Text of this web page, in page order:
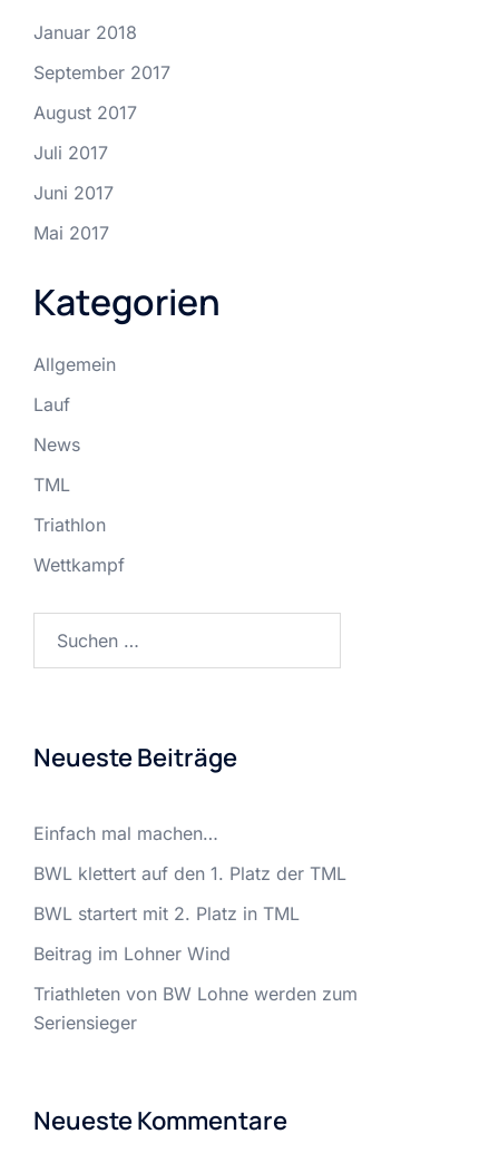
Januar 2018
September 2017
August 2017
Juli 2017
Juni 2017
Mai 2017
Kategorien
Allgemein
Lauf
News
TML
Triathlon
Wettkampf
Neueste Beiträge
Einfach mal machen…
BWL klettert auf den 1. Platz der TML
BWL startert mit 2. Platz in TML
Beitrag im Lohner Wind
Triathleten von BW Lohne werden zum
Seriensieger
Neueste Kommentare